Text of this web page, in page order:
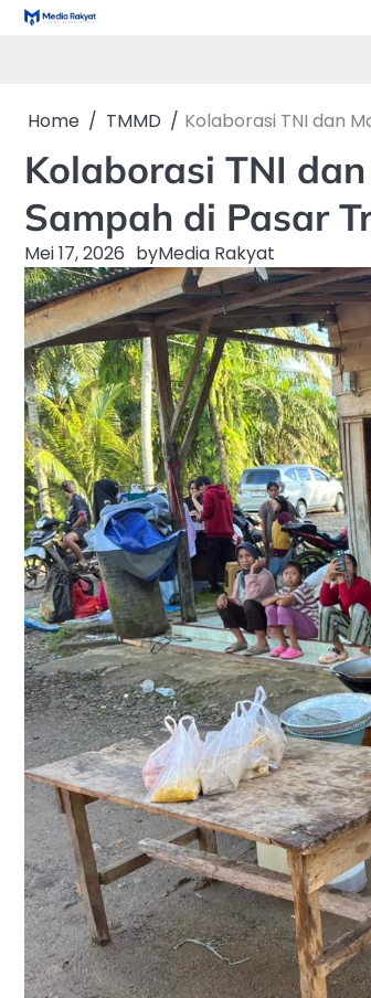
Skip
Home TMMD Kolaborasi TNI dan
Kolaborasi TNI
Sampah di Pasar
Mei 17, 2026 byMedia Rakyat